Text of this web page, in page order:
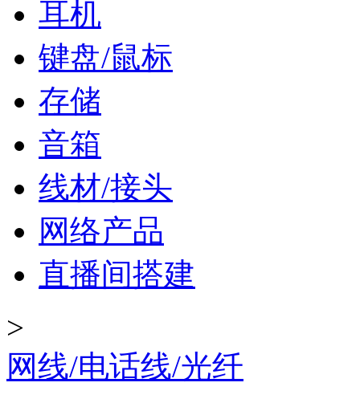
耳机
键盘/鼠标
存储
音箱
线材/接头
网络产品
直播间搭建
>
网线/电话线/光纤